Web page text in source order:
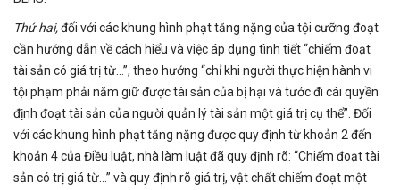
Thứ hai,đối với các khung hình phạt tăng nặng của tội cưỡng đoạt
cần hướng dẫn về cách hiểu và việc áp dụng tình tiết “chiếm đoạt
tài sản có giá trị từ…”, theo hướng “chỉ khi người thực hiện hành vi
tội phạm phải nắm giữ được tài sản của bị hại và tước đi cái quyền
định đoạt tài sản của người quản lý tài sản một giá trị cụ thể”. Đối
với các khung hình phạt tăng nặng được quy định từ khoản 2 đến
khoản 4 của Điều luật, nhà làm luật đã quy định rõ: “Chiếm đoạt tài
sản có trị giá từ…” và quy định rõ giá trị, vật chất chiếm đoạt một